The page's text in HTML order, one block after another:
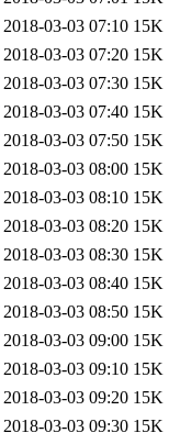
2018-03-03 07:10 15K
2018-03-03 07:20 15K
2018-03-03 07:30 15K
2018-03-03 07:40 15K
2018-03-03 07:50 15K
2018-03-03 08:00 15K
2018-03-03 08:10 15K
2018-03-03 08:20 15K
2018-03-03 08:30 15K
2018-03-03 08:40 15K
2018-03-03 08:50 15K
2018-03-03 09:00 15K
2018-03-03 09:10 15K
2018-03-03 09:20 15K
2018-03-03 09:30 15K